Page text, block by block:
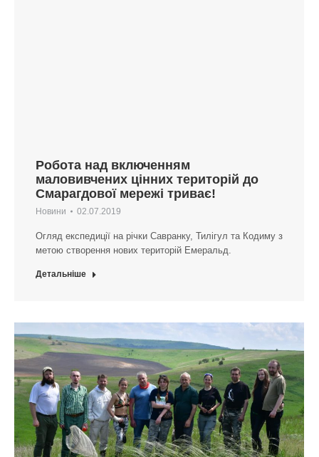
Робота над включенням
маловивчених цінних територій до
Смарагдової мережі триває!
Новини 02.07.2019
Огляд експедиції на річки Савранку, Тилігул та Кодиму з
метою створення нових територій Емеральд.
Детальніше